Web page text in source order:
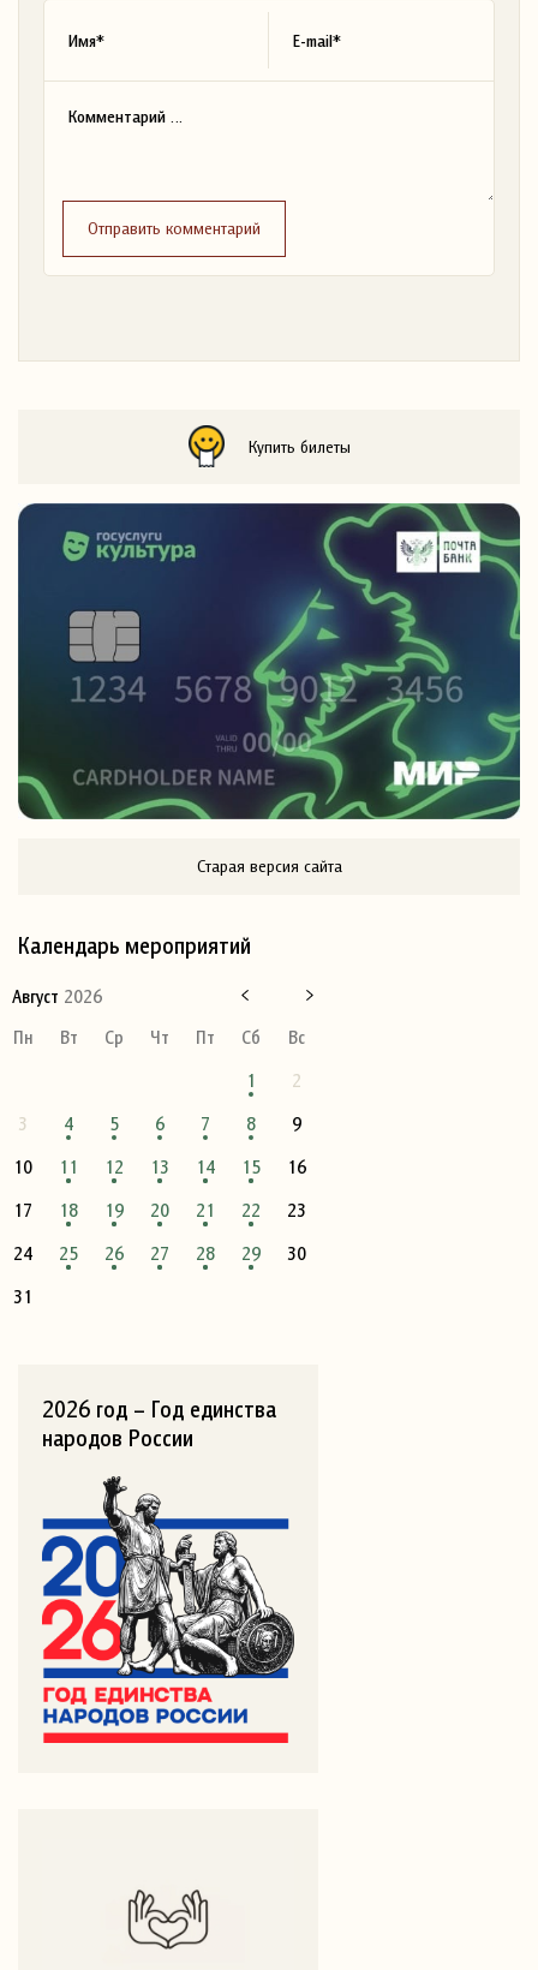
Отправить комментарий
Купить билеты
Старая версия сайта
Календарь мероприятий
Август 2026
Пн
Вт Ср Чт Пт Сб
Вс
1
2
3
4 5 6 7 8
9
10
11 12 13 14 15
16
17
18 19 20 21 22
23
24
25 26 27 28 29
30
31
2026 год – Год единства
народов России